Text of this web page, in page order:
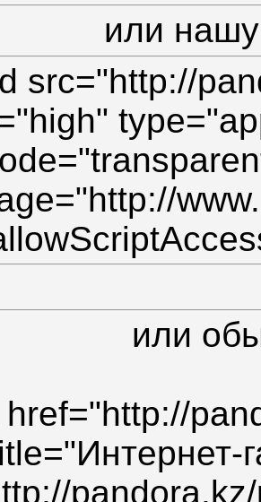
или
src="http://
или
href="http://